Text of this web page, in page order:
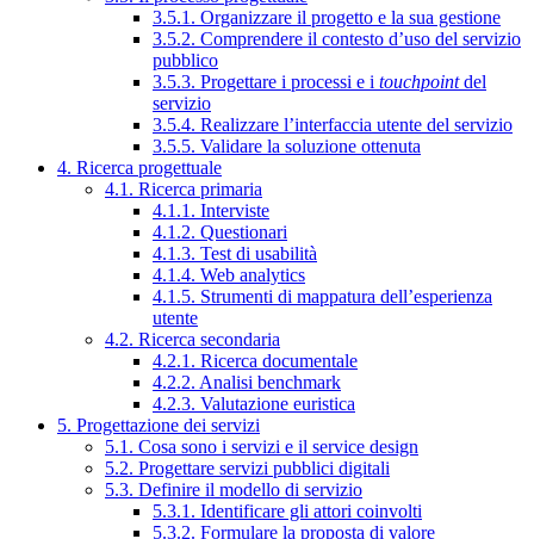
3.5.1. Organizzare il progetto e la sua gestione
3.5.2. Comprendere il contesto d’uso del servizio
pubblico
3.5.3. Progettare i processi e i touchpointdel
servizio
3.5.4. Realizzare l’interfaccia utente del servizio
3.5.5. Validare la soluzione ottenuta
4. Ricerca progettuale
4.1. Ricerca primaria
4.1.1. Interviste
4.1.2. Questionari
4.1.3. Test di usabilità
4.1.4. Web analytics
4.1.5. Strumenti di mappatura dell’esperienza
utente
4.2. Ricerca secondaria
4.2.1. Ricerca documentale
4.2.2. Analisi benchmark
4.2.3. Valutazione euristica
5. Progettazione dei servizi
5.1. Cosa sono i servizi e il service design
5.2. Progettare servizi pubblici digitali
5.3. Definire il modello di servizio
5.3.1. Identificare gli attori coinvolti
5.3.2. Formulare la proposta di valore